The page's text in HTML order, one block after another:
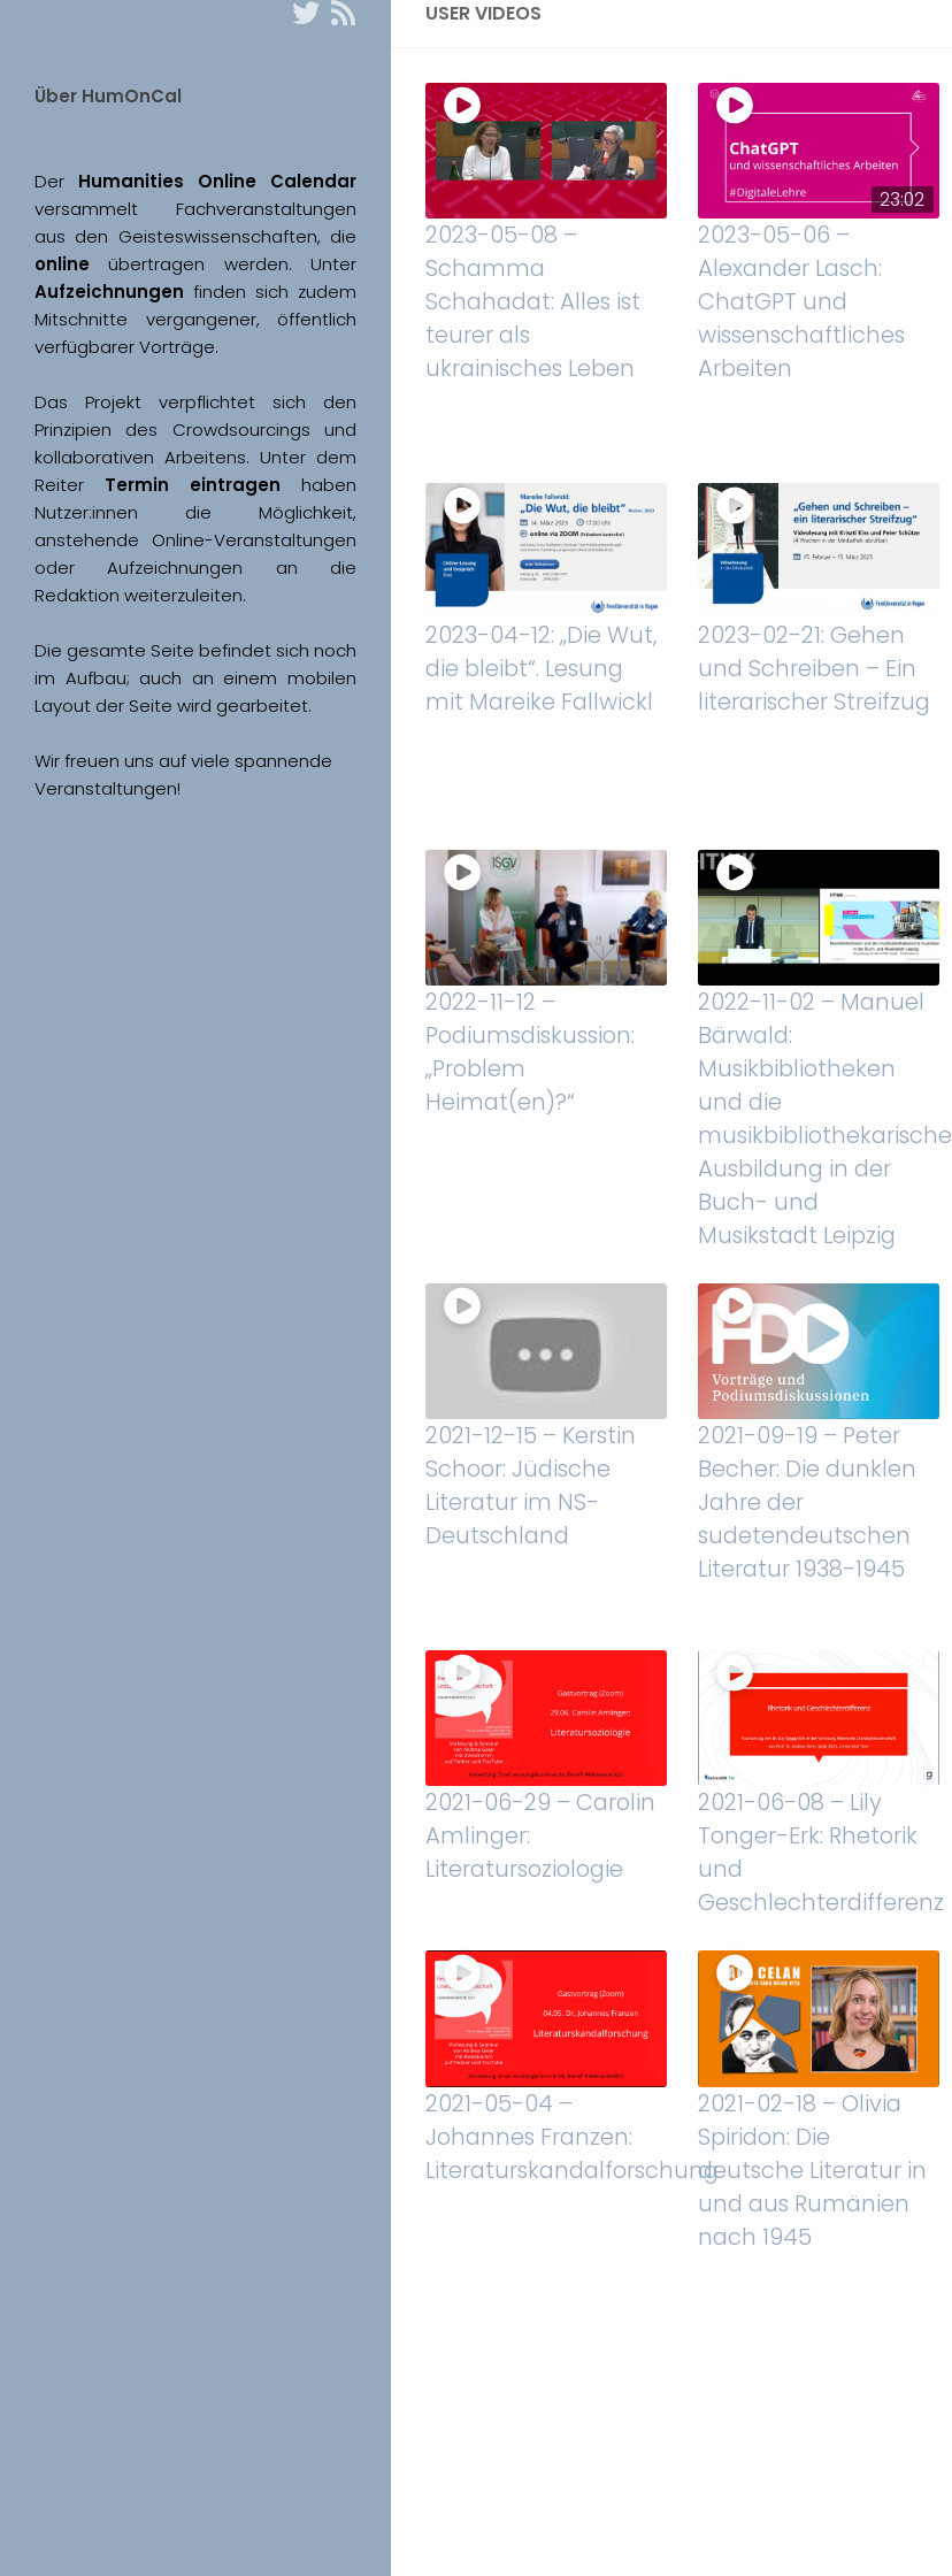
USER VIDEOS
2023-05-08 –
Schamma
Schahadat: Alles ist
teurer als
ukrainisches Leben
23:02
2023-05-06 –
Alexander Lasch:
ChatGPT und
wissenschaftliches
Arbeiten
2023-04-12: „Die Wut,
die bleibt“. Lesung
mit Mareike Fallwickl
2023-02-21: Gehen
und Schreiben – Ein
literarischer Streifzug
2022-11-12 –
Podiumsdiskussion:
„Problem
Heimat(en)?“
2022-11-02 – Manuel
Bärwald:
Musikbibliotheken
und die
musikbibliothekarische
Ausbildung in der
Buch- und
Musikstadt Leipzig
2021-12-15 – Kerstin
Schoor: Jüdische
Literatur im NS-
Deutschland
2021-09-19 – Peter
Becher: Die dunklen
Jahre der
sudetendeutschen
Literatur 1938-1945
2021-06-29 – Carolin
Amlinger:
Literatursoziologie
2021-06-08 – Lily
Tonger-Erk: Rhetorik
und
Geschlechterdifferenz
2021-05-04 –
Johannes Franzen:
Literaturskandalforschung
2021-02-18 – Olivia
Spiridon: Die
deutsche Literatur in
und aus Rumänien
nach 1945
Über HumOnCal
Der
versammelt Fachveranstaltungen
online
Aufzeichnungen finden sich zudem
Mitschnitte vergangener, öffentlich
Das Projekt verpflichtet sich den
Prinzipien des Crowdsourcings und
kollaborativen Arbeitens. Unter dem
Reiter Termin eintragen haben
Nutzer:innen die Möglichkeit,
anstehende Online-Veranstaltungen
oder Aufzeichnungen an die
Redaktion weiterzuleiten.
Die gesamte Seite befindet sich noch
im Aufbau; auch an einem mobilen
Wir freuen uns auf viele spannende
Veranstaltungen!